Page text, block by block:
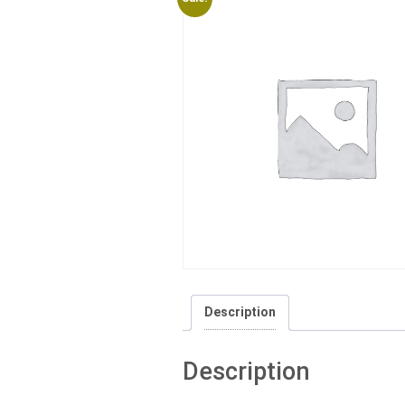
Description
Description